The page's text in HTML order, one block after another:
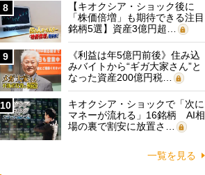
8
【キオクシア・ショック後に
「株価倍増」も期待できる注目
銘柄5選】資産3億円超…
9
《利益は年5億円前後》住み込
みバイトから“ギガ大家さん”と
なった資産200億円税…
10
キオクシア・ショックで「次に
マネーが流れる」16銘柄 AI相
場の裏で割安に放置さ…
一覧を見る